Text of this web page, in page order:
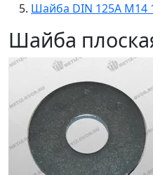
Шайба DIN 125A М14
Шайба